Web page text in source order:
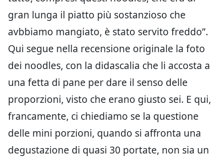
gran lunga il piatto più sostanzioso che
avbbiamo mangiato, è stato servito freddo”.
Qui segue nella recensione originale la foto
dei noodles, con la didascalia che li accosta a
una fetta di pane per dare il senso delle
proporzioni, visto che erano giusto sei. E qui,
francamente, ci chiediamo se la questione
delle mini porzioni, quando si affronta una
degustazione di quasi 30 portate, non sia un